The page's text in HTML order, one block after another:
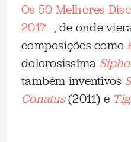
Os 50 Melhores
2017–, de onde
composições como
dolorosíssima
também inventivos
Conatus(2011) e